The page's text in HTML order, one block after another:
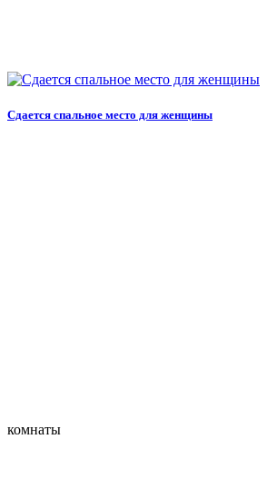
Сдается спальное место для женщины
комнаты